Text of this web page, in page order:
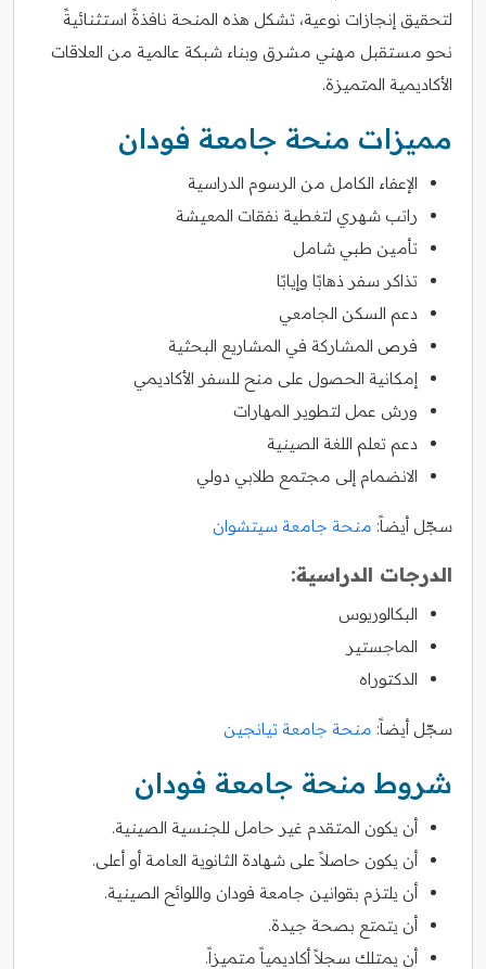
لتحقيق إنجازات نوعية، تشكل هذه المنحة نافذةً استثنائيةً
نحو مستقبل مهني مشرق وبناء شبكة عالمية من العلاقات
الأكاديمية المتميزة.
مميزات منحة جامعة فودان
الإعفاء الكامل من الرسوم الدراسية
راتب شهري لتغطية نفقات المعيشة
تأمين طبي شامل
تذاكر سفر ذهابًا وإيابًا
دعم السكن الجامعي
فرص المشاركة في المشاريع البحثية
إمكانية الحصول على منح للسفر الأكاديمي
ورش عمل لتطوير المهارات
دعم تعلم اللغة الصينية
الانضمام إلى مجتمع طلابي دولي
سجّل أيضاً: منحة جامعة سيتشوان
الدرجات الدراسية:
البكالوريوس
الماجستير
الدكتوراه
سجّل أيضاً: منحة جامعة تيانجين
شروط منحة جامعة فودان
أن يكون المتقدم غير حامل للجنسية الصينية.
أن يكون حاصلاً على شهادة الثانوية العامة أو أعلى.
أن يلتزم بقوانين جامعة فودان واللوائح الصينية.
أن يتمتع بصحة جيدة.
أن يمتلك سجلاً أكاديمياً متميزاً.